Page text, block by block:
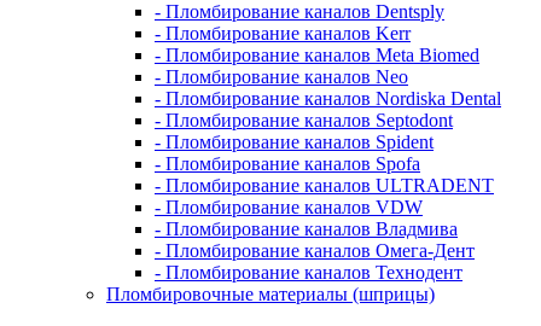
- Пломбирование каналов Dentsply
- Пломбирование каналов Kerr
- Пломбирование каналов Meta Biomed
- Пломбирование каналов Neo
- Пломбирование каналов Nordiska Dental
- Пломбирование каналов Septodont
- Пломбирование каналов Spident
- Пломбирование каналов Spofa
- Пломбирование каналов ULTRADENT
- Пломбирование каналов VDW
- Пломбирование каналов Владмива
- Пломбирование каналов Омега-Дент
- Пломбирование каналов Технодент
Пломбировочные материалы (шприцы)